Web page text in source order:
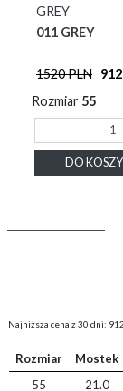
GREY
011 GREY
1520 PLN
Rozmiar 55
DO
Najniższa cena z 30 dni:
Rozmiar Mostek
55
21.0